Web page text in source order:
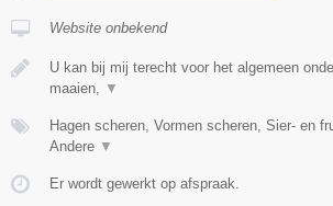
Website onbekend
U kan bij mij terecht voor het algemeen
maaien, ▼
Hagen scheren, Vormen scheren, Sier- en
Andere ▼
Er wordt gewerkt op afspraak.